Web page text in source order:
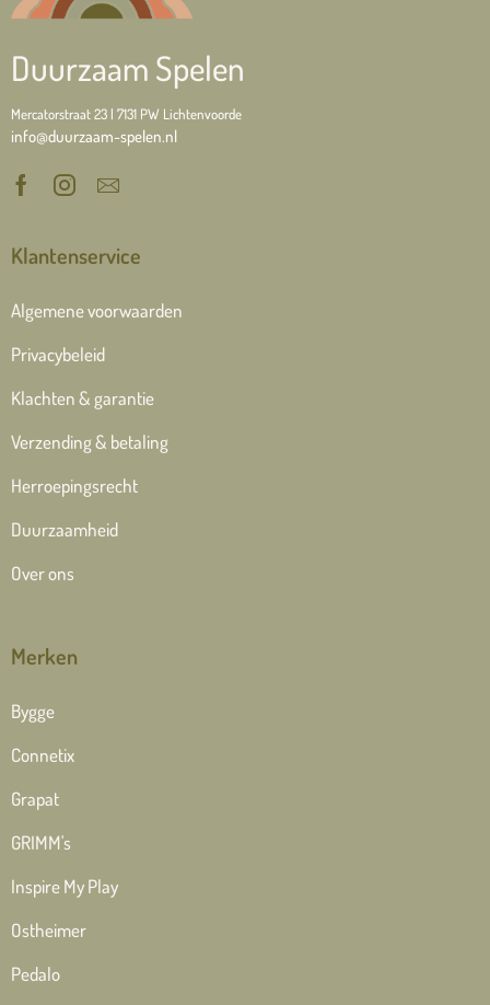
Duurzaam Spelen
Mercatorstraat 23 | 7131 PW Lichtenvoorde
info@duurzaam-spelen.nl
Klantenservice
Algemene voorwaarden
Privacybeleid
Klachten & garantie
Verzending & betaling
Herroepingsrecht
Duurzaamheid
Over ons
Merken
Bygge
Connetix
Grapat
GRIMM's
Inspire My Play
Ostheimer
Pedalo